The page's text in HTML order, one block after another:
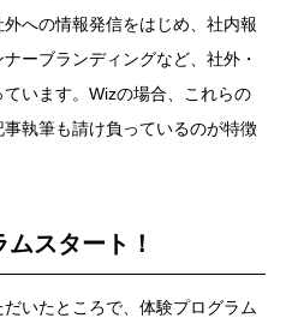
への情報発信をはじめ、社内報
ーブランディングなど、社外・
います。Wizの場合、これらの
執筆も請け負っているのが特徴
スタート！
いたところで、体験プログラム